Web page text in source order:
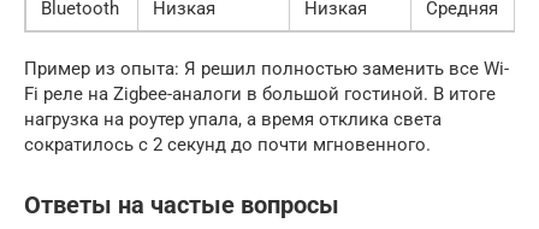
Bluetooth Низкая Низкая Средняя
Пример из опыта: Я решил полностью заменить все Wi-
Fi реле на Zigbee-аналоги в большой гостиной. В итоге
нагрузка на роутер упала, а время отклика света
сократилось с 2 секунд до почти мгновенного.
Ответы на частые вопросы